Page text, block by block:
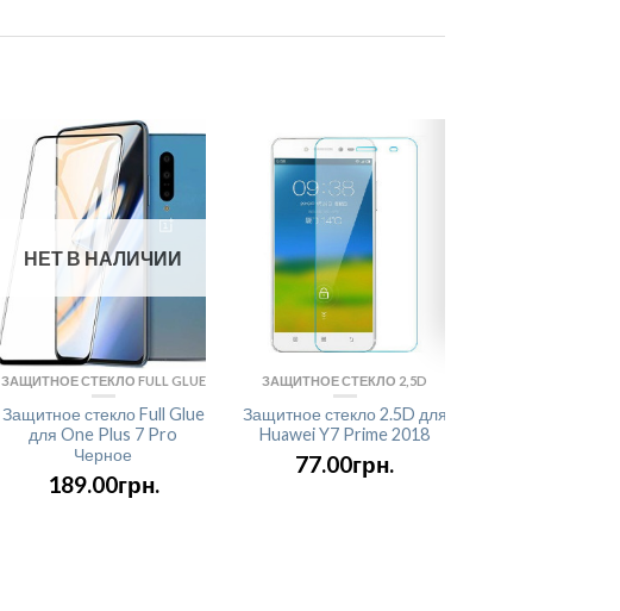
НЕТ В НАЛИЧИИ
ЗАЩИТНОЕ СТЕКЛО FULL GLUE
Защитное стекло Full Glue
для One Plus 7 Pro
Черное
189.00грн.
ЗАЩИТНОЕ СТЕКЛО 2,5D
Защитное стекло 2.5D для
Huawei Y7 Prime 2018
77.00грн.